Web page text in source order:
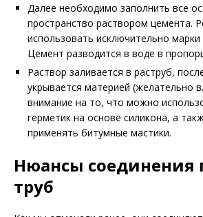
Далее необходимо заполнить все
пространство раствором цемента.
использовать исключительно
Цемент разводится в воде в
Раствор заливается в раструб,
укрывается материей (желательно
внимание на то, что можно
герметик на основе силикона, а
применять битумные мастики.
Нюансы соединения
труб